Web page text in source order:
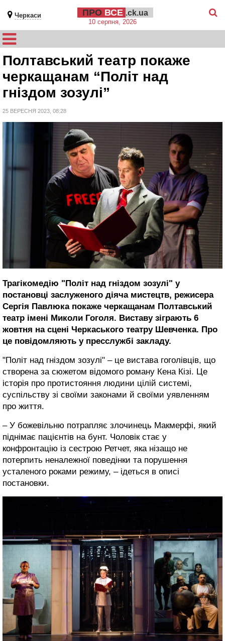
Черкаси ПРО ВСЕ .ck.ua
10 серпня, 2026
Полтавський театр покаже
черкащанам “Політ над
гніздом зозулі”
25 ВЕРЕСНЯ 2023, 08:28
Трагікомедію "Політ над гніздом зозулі" у
постановці заслуженого діяча мистецтв, режисера
Сергія Павлюка покаже черкащанам Полтавський
театр імені Миколи Гоголя. Виставу зіграють 6
жовтня на сцені Черкаського театру Шевченка. Про
це повідомляють у пресслужбі закладу.
"Політ над гніздом зозулі" – це вистава гоголівців, що
створена за сюжетом відомого роману Кена Кізі. Це
історія про протистояння людини цілій системі,
суспільству зі своїми законами й своїми уявленням
про життя.
– У божевільню потрапляє злочинець Макмерфі, який
піднімає пацієнтів на бунт. Чоловік стає у
конфронтацію із сестрою Ретчет, яка нізащо не
потерпить неналежної поведінки та порушення
усталеного роками режиму, – ідеться в описі
постановки.